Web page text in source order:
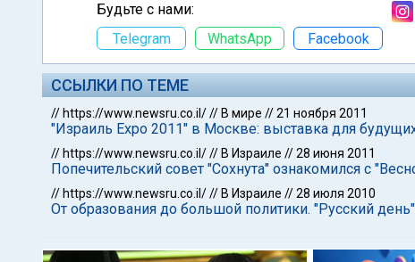
Будьте с нами:
Telegram
WhatsApp Facebook
ССЫЛКИ ПО ТЕМЕ
// https://www.newsru.co.il/// В мире //21 ноября 2011
"Израиль Expo 2011" в Москве: выставка для
// https://www.newsru.co.il/// В Израиле //28 июня 2011
Попечительский совет "Сохнута" ознакомился с
// https://www.newsru.co.il/// В Израиле //28 июля 2010
От образования до большой политики. "Русский день"